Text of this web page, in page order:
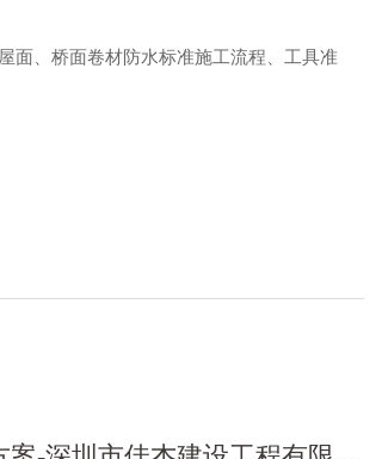
面、桥面卷材防水标准施工流程、工具准